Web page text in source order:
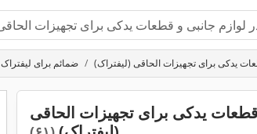
ضمائم برای لیفتراک یدکی برای تجهیزات الحاقی (لیفتراک)
یدکی برای تجهیزات الحاقی